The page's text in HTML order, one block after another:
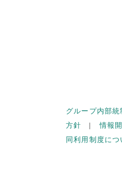
グループ内部
方針
情報
同利用制度につ